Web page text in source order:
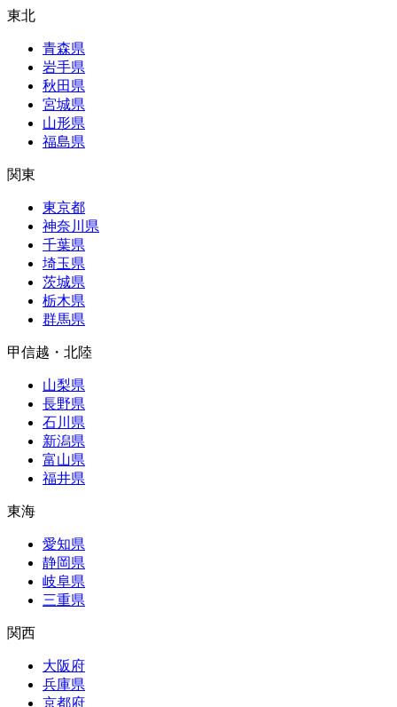
東北
青森県
岩手県
秋田県
宮城県
山形県
福島県
関東
東京都
神奈川県
千葉県
埼玉県
茨城県
栃木県
群馬県
甲信越・北陸
山梨県
長野県
石川県
新潟県
富山県
福井県
東海
愛知県
静岡県
岐阜県
三重県
関西
大阪府
兵庫県
京都府